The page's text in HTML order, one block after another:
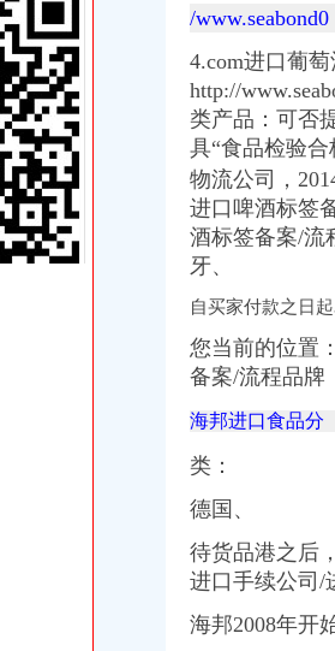
的杰司健身卡（加洲光）-Powered
35户外商投资企业被依法吊销营业执照
美金
搜问问
年6月办的,还有20个月。】-娄底娄
大型让利活动
SAA认证,RCM认证,张R-
由行攻略,马蜂窝北美洲出游攻略游记
自由行攻略,马蜂窝北美洲出游攻略游记
国当护士,怎么办？_美国_论坛_天涯社
内外）灯具CCC认证WST专业办理,张R
续公司/进口啤酒标签备案/流程
光举办多层现房让利活动-石家庄搜
产业跃上新台阶-食品商务网资讯
导航仪E-MARK认证行车记录仪E-MARK
前东路店）】地址：思明区莲前东路489
节旅游_春节价团/年二十九出发,赠送
里办理】价格,厂家,废水噪音污染检测
业被依法吊销营业执照后有关税务处理的通
/www.seabond0
4.com进口葡
http://
类产品： 可否
具“食品检验
物流公司，
进口啤酒标签
酒标签备案/流
牙、
自买家付款之日
您当前的位置
备案/流程品
海邦进口食品分
类：
德国、
待货品港之后
进口手续公司/
海邦2008年开